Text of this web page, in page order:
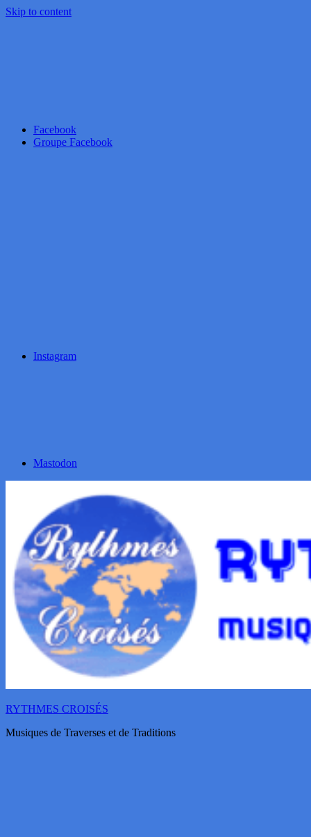
Skip to content
Facebook
Groupe Facebook
Instagram
Mastodon
RYTHMES CROISÉS
Musiques de Traverses et de Traditions